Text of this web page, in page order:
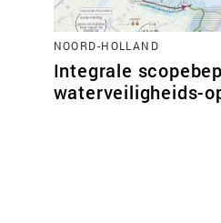
NOORD-HOLLAND
Integrale
waterveiligheids-